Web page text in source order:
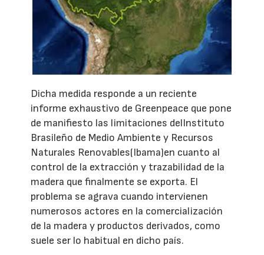
Dicha medida responde a un reciente
informe exhaustivo de Greenpeace que pone
de manifiesto las limitaciones delInstituto
Brasileño de Medio Ambiente y Recursos
Naturales Renovables(Ibama)en cuanto al
control de la extracción y trazabilidad de la
madera que finalmente se exporta. El
problema se agrava cuando intervienen
numerosos actores en la comercialización
de la madera y productos derivados, como
suele ser lo habitual en dicho país.